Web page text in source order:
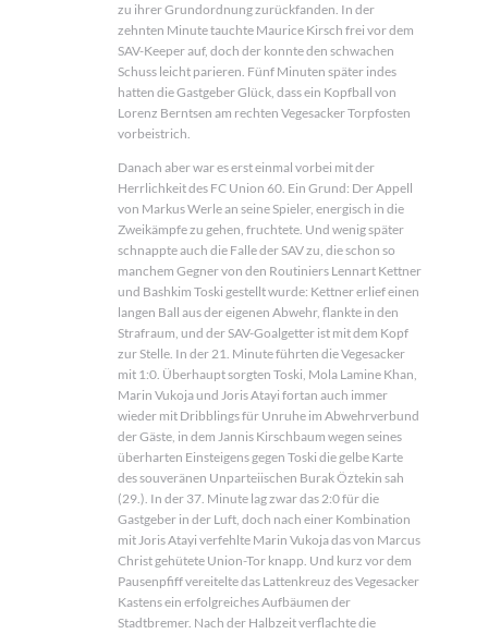
zu ihrer Grundordnung zurückfanden. In der
zehnten Minute tauchte Maurice Kirsch frei vor dem
SAV-Keeper auf, doch der konnte den schwachen
Schuss leicht parieren. Fünf Minuten später indes
hatten die Gastgeber Glück, dass ein Kopfball von
Lorenz Berntsen am rechten Vegesacker Torpfosten
vorbeistrich.
Danach aber war es erst einmal vorbei mit der
Herrlichkeit des FC Union 60. Ein Grund: Der Appell
von Markus Werle an seine Spieler, energisch in die
Zweikämpfe zu gehen, fruchtete. Und wenig später
schnappte auch die Falle der SAV zu, die schon so
manchem Gegner von den Routiniers Lennart Kettner
und Bashkim Toski gestellt wurde: Kettner erlief einen
langen Ball aus der eigenen Abwehr, flankte in den
Strafraum, und der SAV-Goalgetter ist mit dem Kopf
zur Stelle. In der 21. Minute führten die Vegesacker
mit 1:0. Überhaupt sorgten Toski, Mola Lamine Khan,
Marin Vukoja und Joris Atayi fortan auch immer
wieder mit Dribblings für Unruhe im Abwehrverbund
der Gäste, in dem Jannis Kirschbaum wegen seines
überharten Einsteigens gegen Toski die gelbe Karte
des souveränen Unparteiischen Burak Öztekin sah
(29.). In der 37. Minute lag zwar das 2:0 für die
Gastgeber in der Luft, doch nach einer Kombination
mit Joris Atayi verfehlte Marin Vukoja das von Marcus
Christ gehütete Union-Tor knapp. Und kurz vor dem
Pausenpfiff vereitelte das Lattenkreuz des Vegesacker
Kastens ein erfolgreiches Aufbäumen der
Stadtbremer. Nach der Halbzeit verflachte die